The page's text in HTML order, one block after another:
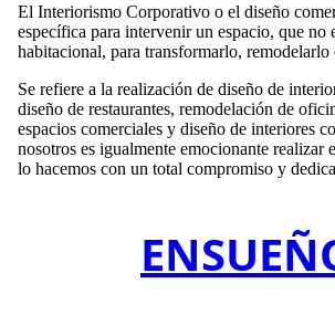
El Interiorismo Corporativo o el diseño
específica para intervenir un espacio, que no
habitacional, para transformarlo, remodelarlo
Se refiere a la realización de diseño de
diseño de restaurantes, remodelación de
espacios comerciales y diseño de interiores
nosotros es igualmente emocionante realizar
lo hacemos con un total compromiso y